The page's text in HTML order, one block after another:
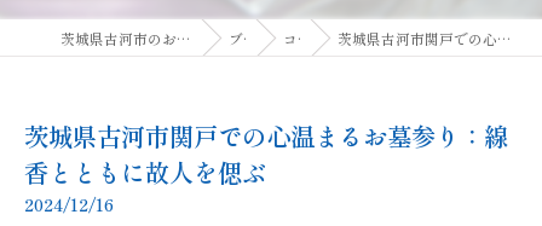
茨城県古河市のお墓ならT-STONEミライジング ブログ コラム 茨城県古河市関戸での心温まるお墓参り：線香とともに故人を偲ぶ
茨城県古河市関戸での心温まるお墓参り：線
香とともに故人を偲ぶ
2024/12/16